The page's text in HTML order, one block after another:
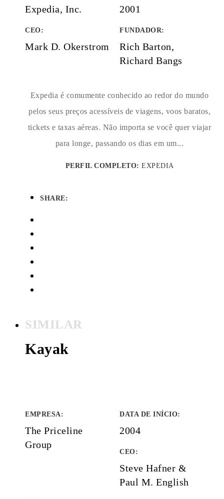
Expedia, Inc. 2001
CEO:
Mark D. Okerstrom
FUNDADOR:
Rich Barton,
Richard Bangs
Expedia é comumente conhecido ao redor do mundo
pelos seus preços acessíveis de viagens, voos baratos,
tickets e taxas aéreas. Não importa se você quer viajar
para longe, passando os dias em um...
PERFIL COMPLETO: EXPEDIA
SHARE:
SIMILAR
Kayak
EMPRESA:
The Priceline
Group
DATA DE INÍCIO:
2004
CEO:
Steve Hafner &
Paul M. English